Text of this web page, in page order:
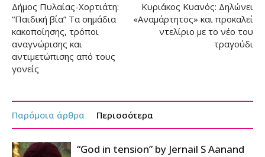
Δήμος Πυλαίας-Χορτιάτη:
“Παιδική βία” Τα σημάδια
κακοποίησης, τρόποι
αναγνώρισης και
αντιμετώπισης από τους
γονείς
Κυριάκος Κυανός: Δηλώνει
«Αναμάρτητος» και προκαλεί
ντελίριο με το νέο του
τραγούδι
Παρόμοια άρθρα Περισσότερα
“God in tension” by Jernail S Aanand